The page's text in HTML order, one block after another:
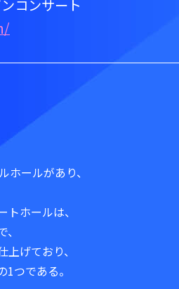
コンサート
ールがあり、
ホールは、
げており、
つである。